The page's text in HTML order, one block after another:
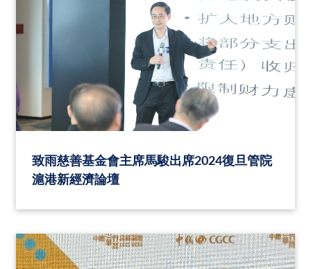
致雨慈善基金會主席馬駿出席2024復旦管院
滬港新經濟論壇